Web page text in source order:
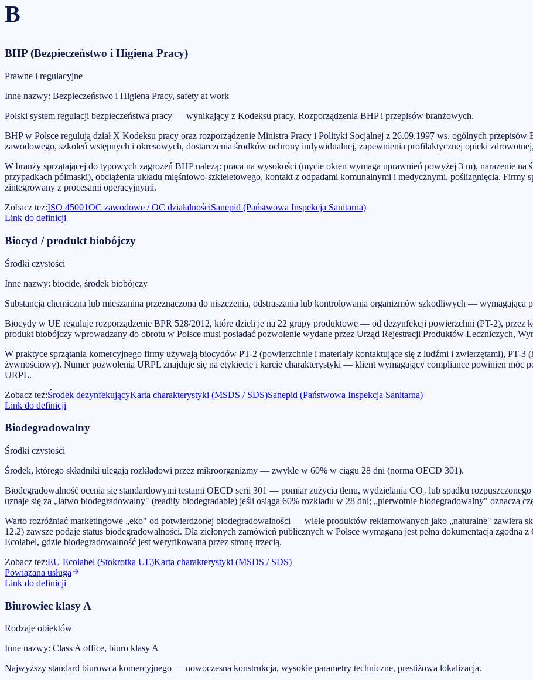
B
BHP (Bezpieczeństwo i Higiena Pracy)
Prawne i regulacyjne
Inne nazwy: Bezpieczeństwo i Higiena Pracy, safety at work
Polski system regulacji bezpieczeństwa pracy — wynikający z Kodeksu pracy, Rozporządzenia BHP i przepisów branżowych.
BHP w Polsce regulują dział X Kodeksu pracy oraz rozporządzenie Ministra Pracy i Polityki Socjalnej z 26.09.1997 ws. ogólnych przepisów
zawodowego, szkoleń wstępnych i okresowych, dostarczenia środków ochrony indywidualnej, zapewnienia profilaktycznej opieki
W branży sprzątającej do typowych zagrożeń BHP należą: praca na wysokości (mycie okien wymaga uprawnień powyżej 3 m), narażenie
przypadkach półmaski), obciążenia układu mięśniowo-szkieletowego, kontakt z odpadami komunalnymi i medycznymi, poślizgnięcia. Firmy
zintegrowany z procesami operacyjnymi.
Zobacz też:ISO 45001OC zawodowe / OC działalnościSanepid (Państwowa Inspekcja Sanitarna)
Link do definicji
Biocyd / produkt biobójczy
Środki czystości
Inne nazwy: biocide, środek biobójczy
Substancja chemiczna lub mieszanina przeznaczona do niszczenia, odstraszania lub kontrolowania organizmów szkodliwych — wymagająca
Biocydy w UE reguluje rozporządzenie BPR 528/2012, które dzieli je na 22 grupy produktowe — od dezynfekcji powierzchni (PT-2), przez
produkt biobójczy wprowadzany do obrotu w Polsce musi posiadać pozwolenie wydane przez Urząd Rejestracji Produktów Leczniczych,
W praktyce sprzątania komercyjnego firmy używają biocydów PT-2 (powierzchnie i materiały kontaktujące się z ludźmi i zwierzętami), PT-
żywnościowy). Numer pozwolenia URPL znajduje się na etykiecie i karcie charakterystyki — klient wymagający compliance powinien móc
URPL.
Zobacz też:Środek dezynfekującyKarta charakterystyki (MSDS / SDS)Sanepid (Państwowa Inspekcja Sanitarna)
Link do definicji
Biodegradowalny
Środki czystości
Środek, którego składniki ulegają rozkładowi przez mikroorganizmy — zwykle w 60% w ciągu 28 dni (norma OECD 301).
Biodegradowalność ocenia się standardowymi testami OECD serii 301 — pomiar zużycia tlenu, wydzielania CO₂ lub spadku
uznaje się za „łatwo biodegradowalny" (readily biodegradable) jeśli osiąga 60% rozkładu w 28 dni; „pierwotnie biodegradowalny" oznacza
Warto rozróżniać marketingowe „eko" od potwierdzonej biodegradowalności — wiele produktów reklamowanych jako „naturalne" zawiera
12.2) zawsze podaje status biodegradowalności. Dla zielonych zamówień publicznych w Polsce wymagana jest pełna dokumentacja
Ecolabel, gdzie biodegradowalność jest weryfikowana przez stronę trzecią.
Zobacz też:EU Ecolabel (Stokrotka UE)Karta charakterystyki (MSDS / SDS)
Powiązana usługa
Link do definicji
Biurowiec klasy A
Rodzaje obiektów
Inne nazwy: Class A office, biuro klasy A
Najwyższy standard biurowca komercyjnego — nowoczesna konstrukcja, wysokie parametry techniczne, prestiżowa lokalizacja.